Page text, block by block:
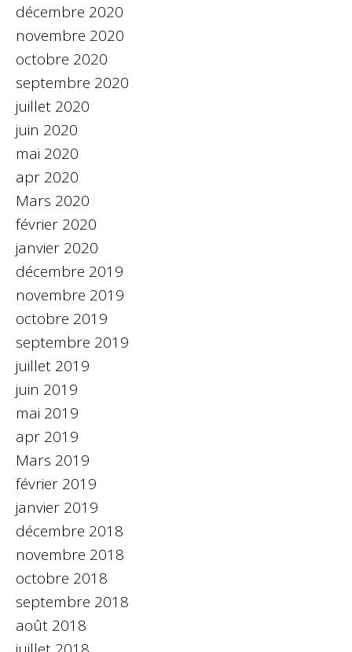
décembre 2020
novembre 2020
octobre 2020
septembre 2020
juillet 2020
juin 2020
mai 2020
apr 2020
Mars 2020
février 2020
janvier 2020
décembre 2019
novembre 2019
octobre 2019
septembre 2019
juillet 2019
juin 2019
mai 2019
apr 2019
Mars 2019
février 2019
janvier 2019
décembre 2018
novembre 2018
octobre 2018
septembre 2018
août 2018